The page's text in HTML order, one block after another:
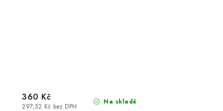
Na skladě
297,52 Kč bez DPH
360 Kč